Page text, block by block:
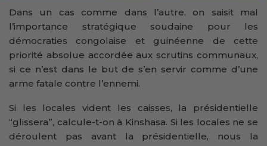
Dans un cas comme dans l’autre, on saisit mal
l’importance stratégique soudaine pour les
démocraties congolaise et guinéenne de cette
priorité absolue accordée aux scrutins communaux,
si ce n’est dans le but de s’en servir comme d’une
arme fatale contre l’ennemi.
Si les locales vident les caisses, la présidentielle
“glissera”, calcule-t-on à Kinshasa. Si les locales ne se
déroulent pas avant la présidentielle, nous la